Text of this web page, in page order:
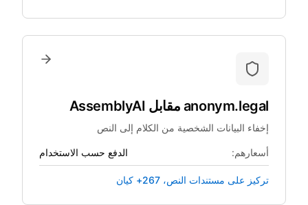
anonym.legal مقابل AssemblyAI
إخفاء البيانات الشخصية من الكلام إلى النص
أسعارهم: الدفع حسب الاستخدام
تركيز على مستندات النص، 267+ كيان